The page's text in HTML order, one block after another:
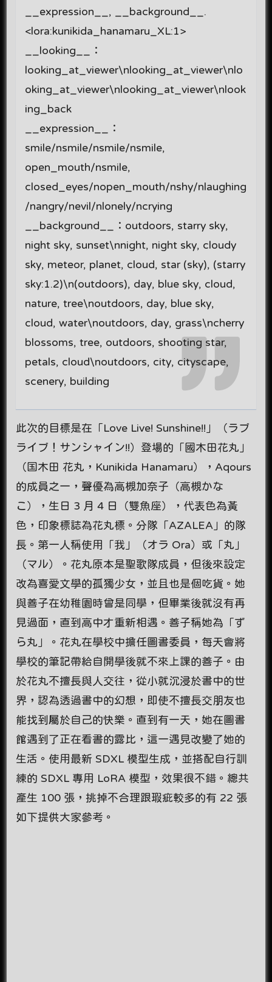
__expression__, __background__.
<lora:kunikida_hanamaru_XL:1>
__looking__：
looking_at_viewer\nlooking_at_viewer\nlo
oking_at_viewer\nlooking_at_viewer\nlook
ing_back
__expression__：
smile/nsmile/nsmile/nsmile,
open_mouth/nsmile,
closed_eyes/nopen_mouth/nshy/nlaughing
/nangry/nevil/nlonely/ncrying
__background__：outdoors, starry sky,
night sky, sunset\nnight, night sky, cloudy
sky, meteor, planet, cloud, star (sky), (starry
sky:1.2)\n(outdoors), day, blue sky, cloud,
nature, tree\noutdoors, day, blue sky,
cloud, water\noutdoors, day, grass\ncherry
blossoms, tree, outdoors, shooting star,
petals, cloud\noutdoors, city, cityscape,
scenery, building
此次的目標是在「Love Live! Sunshine!!」（ラブ
ライブ！サンシャイン!!）登場的「國木田花丸」
（国木田 花丸，Kunikida Hanamaru），Aqours
的成員之一，聲優為高槻加奈子（高槻かな
こ），生日 3 月 4 日（雙魚座），代表色為黃
色，印象標誌為花丸標。分隊「AZALEA」的隊
長。第一人稱使用「我」（オラ Ora）或「丸」
（マル）。花丸原本是聖歌隊成員，但後來設定
改為喜愛文學的孤獨少女，並且也是個吃貨。她
與善子在幼稚園時曾是同學，但畢業後就沒有再
見過面，直到高中才重新相遇。善子稱她為「ず
ら丸」。花丸在學校中擔任圖書委員，每天會將
學校的筆記帶給自開學後就不來上課的善子。由
於花丸不擅長與人交往，從小就沉浸於書中的世
界，認為透過書中的幻想，即使不擅長交朋友也
能找到屬於自己的快樂。直到有一天，她在圖書
館遇到了正在看書的露比，這一遇見改變了她的
生活。使用最新 SDXL 模型生成，並搭配自行訓
練的 SDXL 專用 LoRA 模型，效果很不錯。總共
產生 100 張，挑掉不合理跟瑕疵較多的有 22 張
如下提供大家參考。